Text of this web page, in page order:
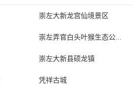
崇左大新龙宫仙境景区
崇左弄官白头叶猴生态公园
崇左大新县硕龙镇
凭祥古城